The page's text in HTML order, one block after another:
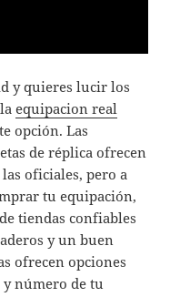
y quieres lucir los
laequipacion real
opción. Las
de réplica ofrecen
oficiales, pero a
tu equipación,
tiendas confiables
y un buen
ofrecen opciones
número de tu